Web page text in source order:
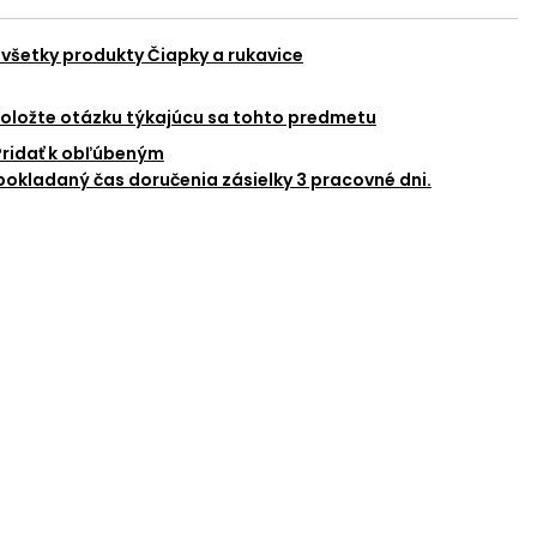
všetky produktyČiapky a rukavice
otázku týkajúcu sa tohto predmetu
k obľúbeným
čas doručenia zásielky 3 pracovné dni.